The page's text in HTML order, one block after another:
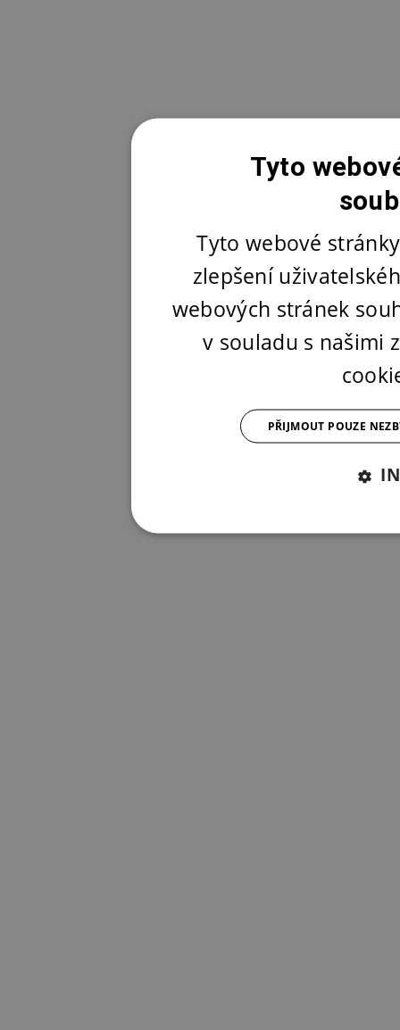
Tyto
Tyto webové
zlepšení
webových stránek
v souladu s našimi
PŘIJMOUT POUZE